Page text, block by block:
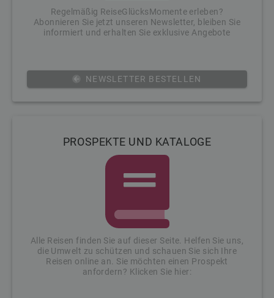
Regelmäßig ReiseGlücksMomente erleben?
Abonnieren Sie jetzt unseren Newsletter, bleiben Sie
informiert und erhalten Sie exklusive Angebote
NEWSLETTER BESTELLEN
PROSPEKTE UND KATALOGE
Alle Reisen finden Sie auf dieser Seite. Helfen Sie uns,
die Umwelt zu schützen und schauen Sie sich Ihre
Reisen online an. Sie möchten einen Prospekt
anfordern? Klicken Sie hier: